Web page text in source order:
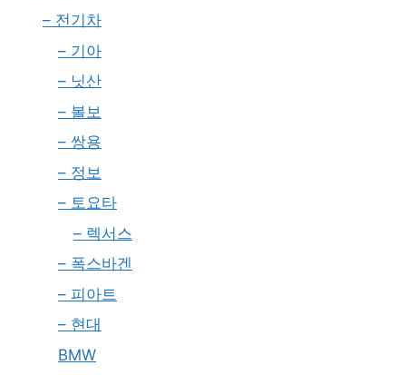
– 전기차
– 기아
– 닛산
– 볼보
– 쌍용
– 정보
– 토요타
– 렉서스
– 폭스바겐
– 피아트
– 현대
BMW